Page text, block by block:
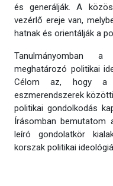
és generálják. A
vezérlő ereje van,
hatnak és orientálják a
Tanulmányomban
meghatározó politikai
Célom az, hogy a
eszmerendszerek
politikai gondolkodás
Írásomban bemutatom
leíró gondolatkör
korszak politikai